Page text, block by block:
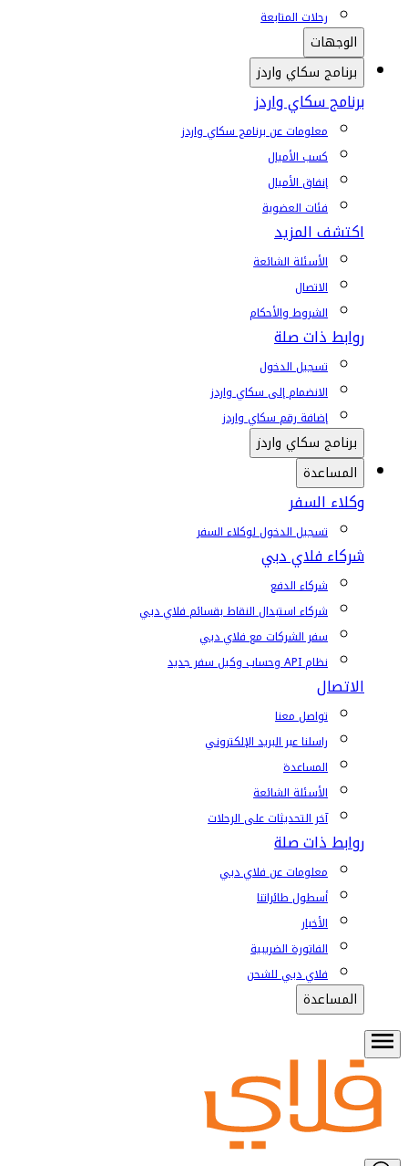
رحلات المتابعة
الوجهات
برنامج سكاي واردز
برنامج سكاي واردز
معلومات عن برنامج سكاي واردز
كسب الأميال
إنفاق الأميال
فئات العضوية
اكتشف المزيد
الأسئلة الشائعة
الاتصال
الشروط والأحكام
روابط ذات صلة
تسجيل الدخول
الانضمام إلى سكاي واردز
إضافة رقم سكاي واردز
برنامج سكاي واردز
المساعدة
وكلاء السفر
تسجيل الدخول لوكلاء السفر
شركاء فلاي دبي
شركاء الدفع
شركاء استبدال النقاط بقسائم فلاي دبي
سفر الشركات مع فلاي دبي
نظام API وحساب وكيل سفر جديد
الاتصال
تواصل معنا
راسلنا عبر البريد الإلكتروني
المساعدة
الأسئلة الشائعة
آخر التحديثات على الرحلات
روابط ذات صلة
معلومات عن فلاي دبي
أسطول طائراتنا
الأخبار
الفاتورة الضريبية
فلاي دبي للشحن
المساعدة